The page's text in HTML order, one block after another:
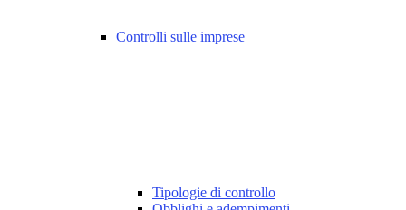
Controlli sulle imprese
Tipologie di controllo